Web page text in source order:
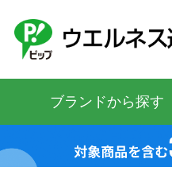
ブランドから探す